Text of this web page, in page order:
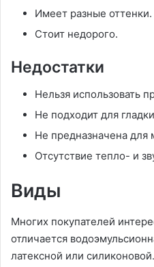
Имеет разные оттенки.
Стоит недорого.
Недостатки
Нельзя использовать
Не подходит для
Не предназначена для
Отсутствие тепло- и
Виды
Многих покупателей
отличается
латексной или